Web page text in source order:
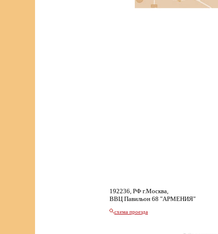
192236, РФ г.Москва,
ВВЦ Павильон 68 "АРМЕНИЯ"
схема проезда